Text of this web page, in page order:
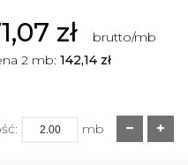
zł
brutto/mb
2 mb: 142,14 zł
mb